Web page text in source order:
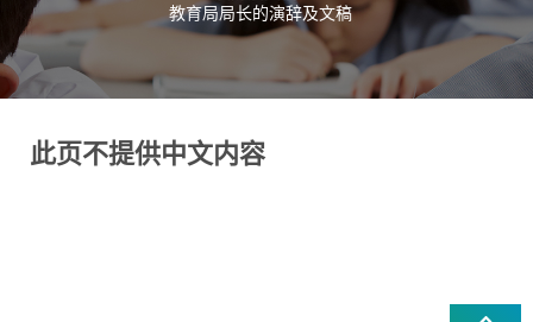
教育局局长的演辞及文稿
此页不提供中文内容